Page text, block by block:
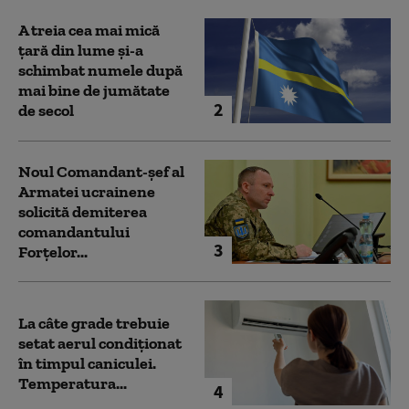
2
A treia cea mai mică
țară din lume și-a
schimbat numele după
mai bine de jumătate
de secol
3
Noul Comandant-șef al
Armatei ucrainene
solicită demiterea
comandantului
Forțelor...
4
La câte grade trebuie
setat aerul condiționat
în timpul caniculei.
Temperatura...